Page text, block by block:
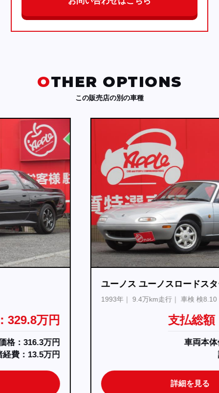
OTHER OPTIONS
この販売店の別の車種
ユーノス ユーノスロードスター
車検 検8.10
支払総額：149.8万円
車両本体価格：141.5万円
詳細を見る